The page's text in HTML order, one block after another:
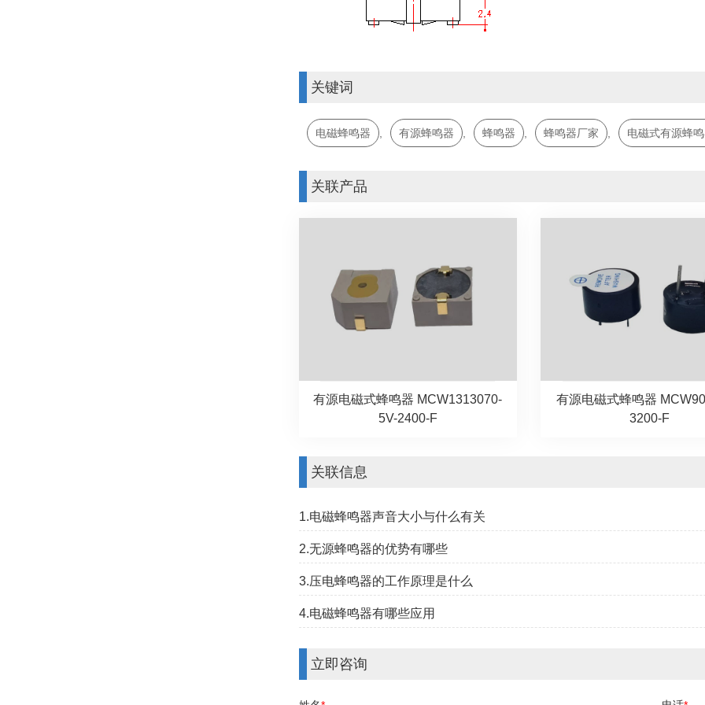
关键词
电磁蜂鸣器 , 有源蜂鸣器 , 蜂鸣器 , 蜂鸣器厂家 , 电磁式有源蜂
关联产品
有源电磁式蜂鸣器 MCW1313070-
5V-2400-F
有源电磁式蜂鸣器
3200-F
关联信息
1.电磁蜂鸣器声音大小与什么有关
2.无源蜂鸣器的优势有哪些
3.压电蜂鸣器的工作原理是什么
4.电磁蜂鸣器有哪些应用
立即咨询